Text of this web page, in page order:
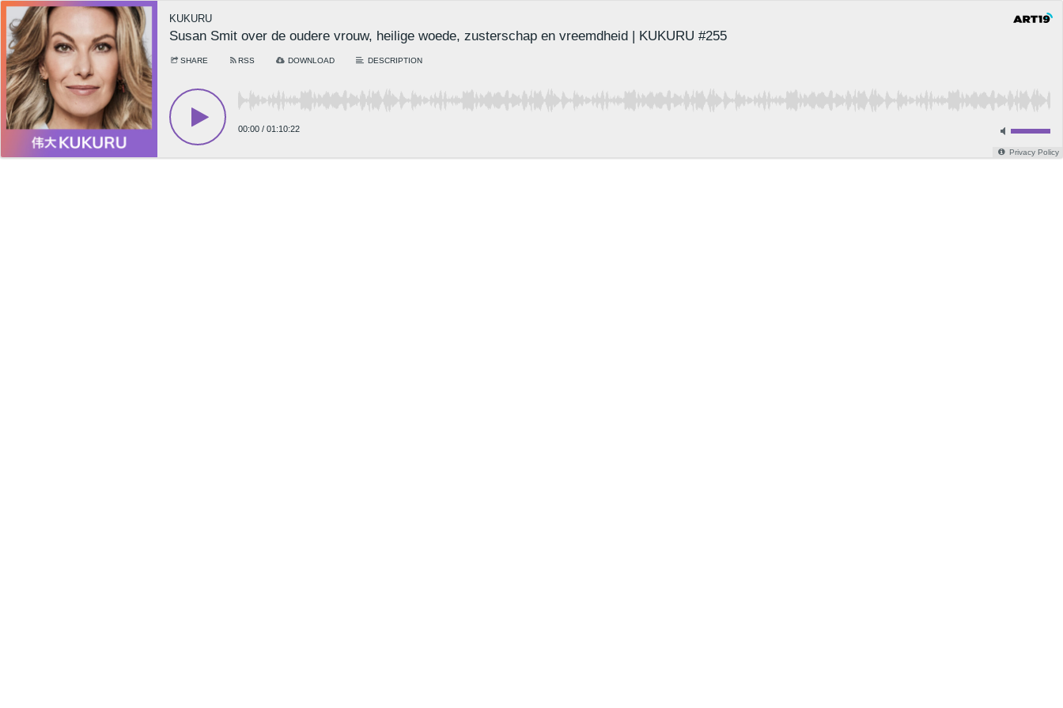
KUKURU
Susan Smit over de oudere vrouw, heilige woede, zusterschap en vreemdheid | KUKURU #255
SHARE RSS DOWNLOAD DESCRIPTION
00:00 / 01:10:22
Privacy Policy